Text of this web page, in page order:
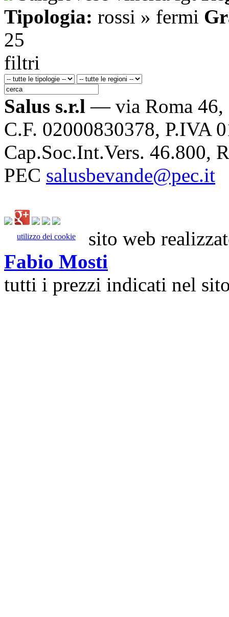
Tipologia: rossi » fermi
25
filtri
Salus s.r.l — via Roma 46,
C.F. 02000830378, P.IVA
Cap.Soc.Int.Vers. 46.800,
PEC salusbevande@pec.it
utilizzo dei cookie
sito web
Fabio Mosti
tutti i prezzi indicati nel